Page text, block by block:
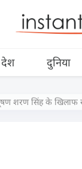
देश दुनिया
शरण सिंह के खिलाफ